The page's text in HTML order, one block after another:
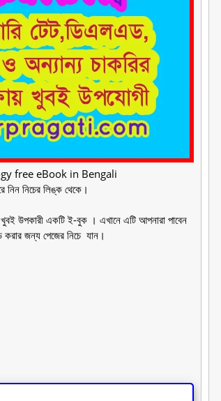
free eBook in Bengali
নিন নিচের লিঙ্ক থেকে।
উপকারী একটি ই-বুক । এখানে এটি আপনারা পাবেন
করার জন্য পেজের নিচে যান।